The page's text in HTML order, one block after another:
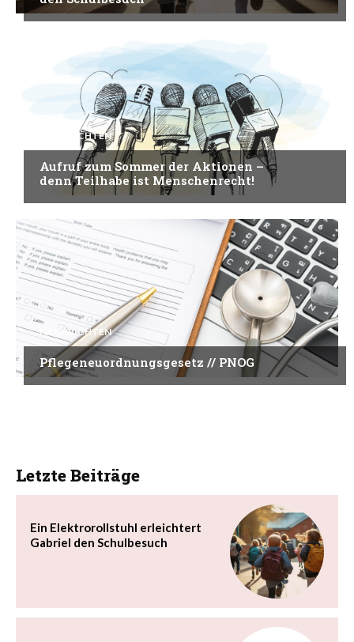
NACHRICHTEN
Aufruf zum Sommer der Aktionen –
denn Teilhabe ist Menschenrecht!
NACHRICHTEN
Pflegeneuordnungsgesetz // PNOG
Letzte Beiträge
Ein Elektrorollstuhl erleichtert
Gabriel den Schulbesuch